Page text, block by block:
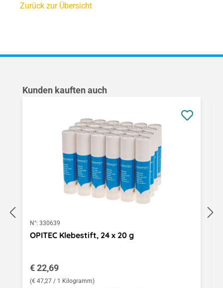
Zurück zur Übersicht
Produktgalerie überspringen
Kunden kauften auch
N°: 330639
OPITEC Klebestift, 24 x 20 g
Regulärer Preis:
€ 22,69
(€ 47,27 / 1 Kilogramm)